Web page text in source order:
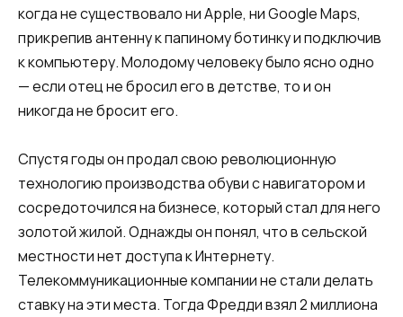
когда не существовало ни Apple, ни Google Maps,
прикрепив антенну к папиному ботинку и подключив
к компьютеру. Молодому человеку было ясно одно
— если отец не бросил его в детстве, то и он
никогда не бросит его.
Спустя годы он продал свою революционную
технологию производства обуви с навигатором и
сосредоточился на бизнесе, который стал для него
золотой жилой. Однажды он понял, что в сельской
местности нет доступа к Интернету.
Телекоммуникационные компании не стали делать
ставку на эти места. Тогда Фредди взял 2 миллиона